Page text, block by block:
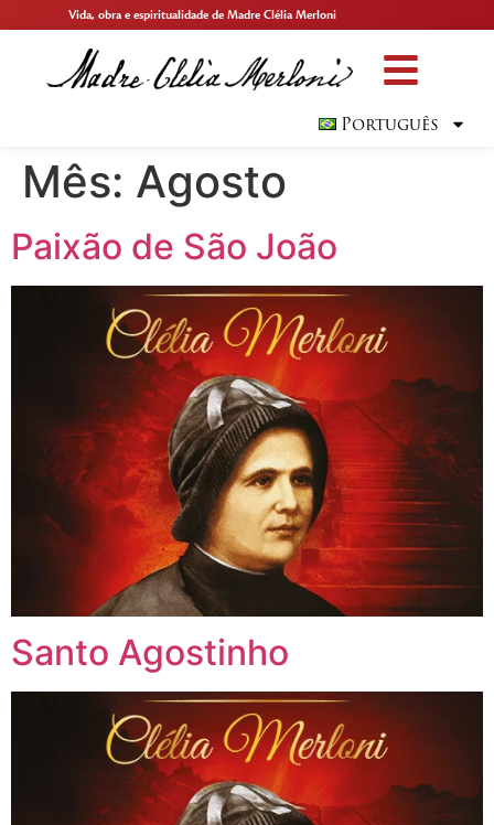
Vida, obra e espiritualidade de Madre Clélia Merloni
Português
Mês: Agosto
Paixão de São João
Santo Agostinho